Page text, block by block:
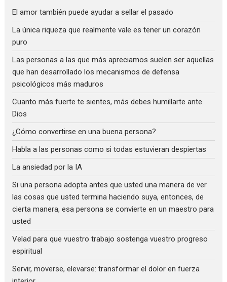
El amor también puede ayudar a sellar el pasado
La única riqueza que realmente vale es tener un corazón
puro
Las personas a las que más apreciamos suelen ser aquellas
que han desarrollado los mecanismos de defensa
psicológicos más maduros
Cuanto más fuerte te sientes, más debes humillarte ante
Dios
¿Cómo convertirse en una buena persona?
Habla a las personas como si todas estuvieran despiertas
La ansiedad por la IA
Si una persona adopta antes que usted una manera de ver
las cosas que usted termina haciendo suya, entonces, de
cierta manera, esa persona se convierte en un maestro para
usted
Velad para que vuestro trabajo sostenga vuestro progreso
espiritual
Servir, moverse, elevarse: transformar el dolor en fuerza